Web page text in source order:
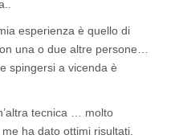
esperienza è quello di
una o due altre persone…
spingersi a vicenda è
tecnica … molto
ha dato ottimi risultati.